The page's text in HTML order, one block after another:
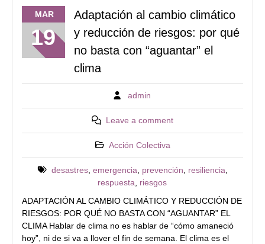
MAR
19
Adaptación al cambio climático
y reducción de riesgos: por qué
no basta con “aguantar” el
clima
admin
Leave a comment
Acción Colectiva
desastres, emergencia, prevención, resiliencia,
respuesta, riesgos
ADAPTACIÓN AL CAMBIO CLIMÁTICO Y REDUCCIÓN DE
RIESGOS: POR QUÉ NO BASTA CON “AGUANTAR” EL
CLIMA Hablar de clima no es hablar de “cómo amaneció
hoy”, ni de si va a llover el fin de semana. El clima es el